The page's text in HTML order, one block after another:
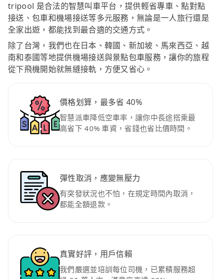
tripool 是合法的智慧叫車平台，提供輕省專車、點對點
接送、包車和機場接送等多元服務，無論是一人旅行還是
全家出遊，都能找到最合適的交通方式。
除了台灣，我們也在日本、韓國、新加坡、馬來西亞、越
南和泰國等地提供機場接送與景點包車服務，讓你的旅程
從下飛機開始就無縫接軌，方便又省心。
價格划算，最多省 40%
智慧派車降低空車率，讓你中長途搭乘最
高省下 40% 車資，省錢也省比價時間。
彈性取消，應變無壓力
有突發狀況也不怕，在規定時間內取消，
都能全額退款。
真實好評，用戶信賴
我們嚴選並培訓每位司機，已累積服務超